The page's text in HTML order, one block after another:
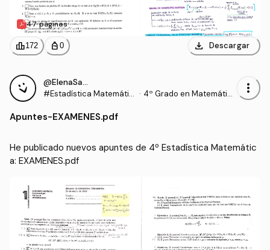
47 páginas
leaderboard172 personal_bag 0 download Descargar
@ElenaSanchez
#Estadística Matemátic · 4º Grado en Matemátic
more_vert
Apuntes-EXAMENES.pdf
He publicado nuevos apuntes de 4º Estadística Matemátic
a: EXAMENES.pdf